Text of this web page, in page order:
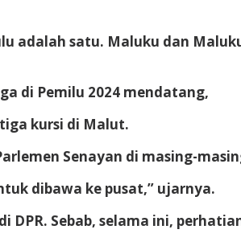
adalah satu. Maluku dan
di Pemilu 2024 mendatang,
kursi di Malut.
Senayan di masing-
dibawa ke pusat,” ujarnya.
Sebab, selama ini,